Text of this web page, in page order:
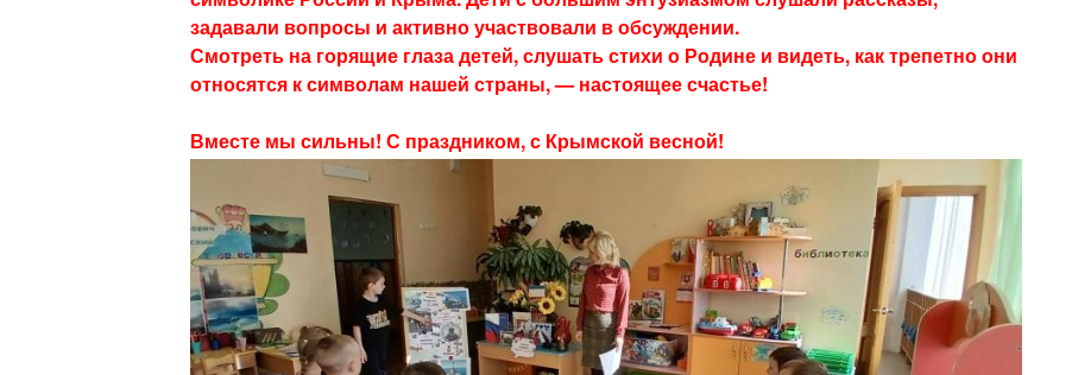
задавали вопросы и активно участвовали в обсуждении.
Смотреть на горящие глаза детей, слушать стихи о Родине и видеть, как трепетно они
относятся к символам нашей страны, — настоящее счастье!
Вместе мы сильны! С праздником, с Крымской весной!